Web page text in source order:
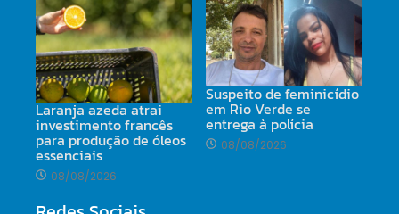
Laranja azeda atrai
investimento francês
para produção de óleos
essenciais
08/08/2026
Suspeito de feminicídio
em Rio Verde se
entrega à polícia
08/08/2026